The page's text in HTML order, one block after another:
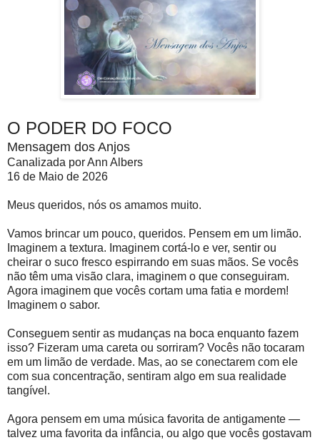
O PODER DO FOCO
Mensagem dos Anjos
Canalizada por Ann Albers
16 de Maio de 2026
Meus queridos, nós os amamos muito.
Vamos brincar um pouco, queridos. Pensem em um limão.
Imaginem a textura. Imaginem cortá-lo e ver, sentir ou
cheirar o suco fresco espirrando em suas mãos. Se vocês
não têm uma visão clara, imaginem o que conseguiram.
Agora imaginem que vocês cortam uma fatia e mordem!
Imaginem o sabor.
Conseguem sentir as mudanças na boca enquanto fazem
isso? Fizeram uma careta ou sorriram? Vocês não tocaram
em um limão de verdade. Mas, ao se conectarem com ele
com sua concentração, sentiram algo em sua realidade
tangível.
Agora pensem em uma música favorita de antigamente —
talvez uma favorita da infância, ou algo que vocês gostavam